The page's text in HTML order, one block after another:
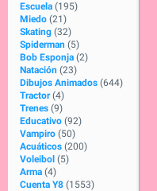
Escuela (195)
Miedo (21)
Skating (32)
Spiderman (5)
Bob Esponja (2)
Natación (23)
Dibujos Animados (644)
Tractor (4)
Trenes (9)
Educativo (92)
Vampiro (50)
Acuáticos (200)
Voleibol (5)
Arma (4)
Cuenta Y8 (1553)